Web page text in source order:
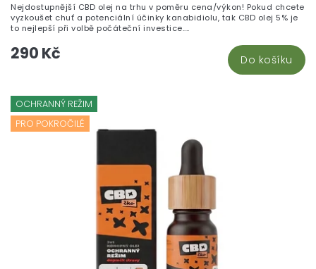
290 Kč Do košíku
Nejdostupnější CBD olej na trhu v poměru cena/výkon! Pokud chcete
vyzkoušet chuť a potenciální účinky kanabidiolu, tak CBD olej 5% je
to nejlepší při volbě počáteční investice....
OCHRANNÝ REŽIM
PRO POKROČILÉ